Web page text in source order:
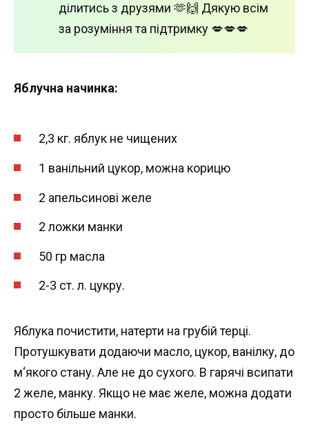
ділитись з друзями 🫶🙌 Дякую всім
за розуміння та підтримку 💋💋💋
Яблучна начинка:
2,3 кг. яблук не чищених
1 ванільний цукор, можна корицю
2 апельсинові желе
2 ложки манки
50 гр масла
2-3 ст. л. цукру.
Яблука почистити, натерти на грубій терці.
Протушкувати додаючи масло, цукор, ванілку, до
м‘якого стану. Але не до сухого. В гарячі всипати
2 желе, манку. Якщо не має желе, можна додати
просто більше манки.